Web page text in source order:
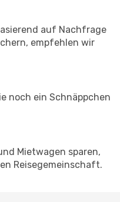
auf Nachfrage
empfehlen wir
noch ein Schnäppchen
Mietwagen sparen,
Reisegemeinschaft.